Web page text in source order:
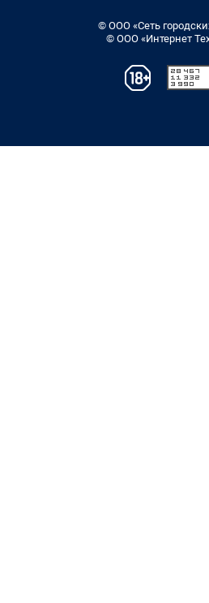
© ООО «Сеть
© ООО «Интернет